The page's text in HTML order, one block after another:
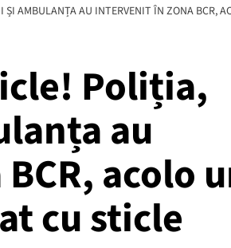
AMBULANȚA AU INTERVENIT ÎN ZONA BCR,
Poliția,
au
acolo
cu sticle